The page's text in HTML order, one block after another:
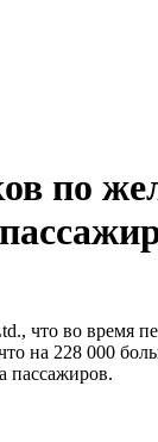
по
что во время
на 228 000
пассажиров.